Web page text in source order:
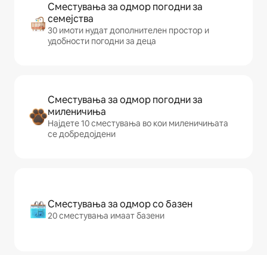
Сместувања за одмор погодни за
семејства
30 имоти нудат дополнителен простор и
удобности погодни за деца
Сместувања за одмор погодни за
миленичиња
Најдете 10 сместувања во кои миленичињата
се добредојдени
Сместувања за одмор со базен
20 сместувања имаат базени